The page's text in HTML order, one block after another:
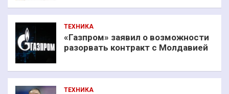
ТЕХНИКА
«Газпром» заявил о возможности
разорвать контракт с Молдавией
ТЕХНИКА